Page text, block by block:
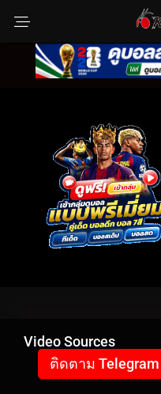
Video Sources
ติดตาม Telegram